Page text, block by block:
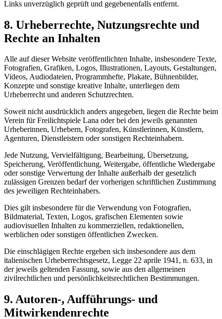
Links unverzüglich geprüft und gegebenenfalls entfernt.
8. Urheberrechte, Nutzungsrechte und
Rechte an Inhalten
Alle auf dieser Website veröffentlichten Inhalte, insbesondere Texte,
Fotografien, Grafiken, Logos, Illustrationen, Layouts, Gestaltungen,
Videos, Audiodateien, Programmhefte, Plakate, Bühnenbilder,
Konzepte und sonstige kreative Inhalte, unterliegen dem
Urheberrecht und anderen Schutzrechten.
Soweit nicht ausdrücklich anders angegeben, liegen die Rechte beim
Verein für Freilichtspiele Lana oder bei den jeweils genannten
Urheberinnen, Urhebern, Fotografen, Künstlerinnen, Künstlern,
Agenturen, Dienstleistern oder sonstigen Rechteinhabern.
Jede Nutzung, Vervielfältigung, Bearbeitung, Übersetzung,
Speicherung, Veröffentlichung, Weitergabe, öffentliche Wiedergabe
oder sonstige Verwertung der Inhalte außerhalb der gesetzlich
zulässigen Grenzen bedarf der vorherigen schriftlichen Zustimmung
des jeweiligen Rechteinhabers.
Dies gilt insbesondere für die Verwendung von Fotografien,
Bildmaterial, Texten, Logos, grafischen Elementen sowie
audiovisuellen Inhalten zu kommerziellen, redaktionellen,
werblichen oder sonstigen öffentlichen Zwecken.
Die einschlägigen Rechte ergeben sich insbesondere aus dem
italienischen Urheberrechtsgesetz, Legge 22 aprile 1941, n. 633, in
der jeweils geltenden Fassung, sowie aus den allgemeinen
zivilrechtlichen und persönlichkeitsrechtlichen Bestimmungen.
9. Autoren-, Aufführungs- und
Mitwirkendenrechte